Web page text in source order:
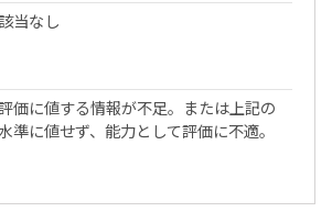
該当なし
価に値する情報が不足。または上記の
準に値せず、能力として評価に不適。